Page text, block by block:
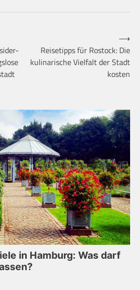
Reisetipps für Rostock: Die
kulinarische Vielfalt der Stadt
kosten
⟶
in Hamburg: Was darf